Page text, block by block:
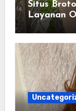
Situs
Layanan